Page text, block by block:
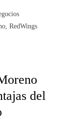
, RedWings
del